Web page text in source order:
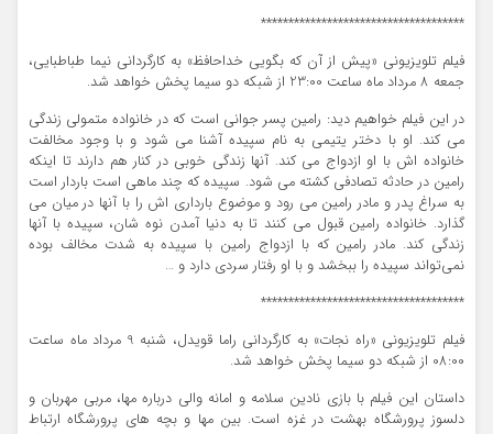
*************************************
فیلم تلویزیونی «پیش از آن که بگویی خداحافظ» به کارگردانی نیما طباطبایی،
جمعه 8 مرداد ماه ساعت 23:00 از شبکه دو سیما پخش خواهد شد.
در این فیلم خواهیم دید: رامین پسر جوانی است که در خانواده متمولی زندگی
می کند. او با دختر یتیمی به نام سپیده آشنا می شود و با وجود مخالفت
خانواده اش با او ازدواج می کند. آنها زندگی خوبی در کنار هم دارند تا اینکه
رامین در حادثه تصادفی کشته می شود. سپیده که چند ماهی است باردار است
به سراغ پدر و مادر رامین می رود و موضوع بارداری اش را با آنها در میان می
گذارد. خانواده رامین قبول می کنند تا به دنیا آمدن نوه شان، سپیده با آنها
زندگی کند. مادر رامین که با ازدواج رامین با سپیده به شدت مخالف بوده
نمی‌تواند سپیده را ببخشد و با او رفتار سردی دارد و …
*************************************
فیلم تلویزیونی «راه نجات» به کارگردانی راما قویدل، شنبه 9 مرداد ماه ساعت
08:00 از شبکه دو سیما پخش خواهد شد.
داستان این فیلم با بازی نادین سلامه و امانه والی درباره مها، مربی مهربان و
دلسوز پرورشگاه بهشت در غزه است. بین مها و بچه های پرورشگاه ارتباط